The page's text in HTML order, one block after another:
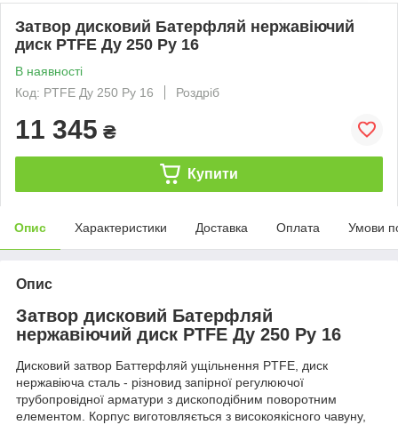
Затвор дисковий Батерфляй нержавіючий
диск PTFE Ду 250 Ру 16
В наявності
Код: PTFE Ду 250 Ру 16
Роздріб
11 345 ₴
Купити
Опис Характеристики Доставка Оплата Умови
Опис
Затвор дисковий Батерфляй
нержавіючий диск PTFE Ду 250 Ру 16
Дисковий затвор Баттерфляй ущільнення PTFE, диск
нержавіюча сталь - різновид запірної регулюючої
трубопровідної арматури з дископодібним поворотним
елементом. Корпус виготовляється з високоякісного чавуну,